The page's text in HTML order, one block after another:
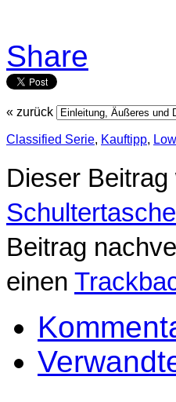
Share
« zurück
Classified Serie, Kauftipp,
Dieser
Beitrag
einen